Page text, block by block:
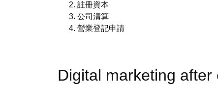
註冊資本
公司清算
營業登記申請
Digital marketing